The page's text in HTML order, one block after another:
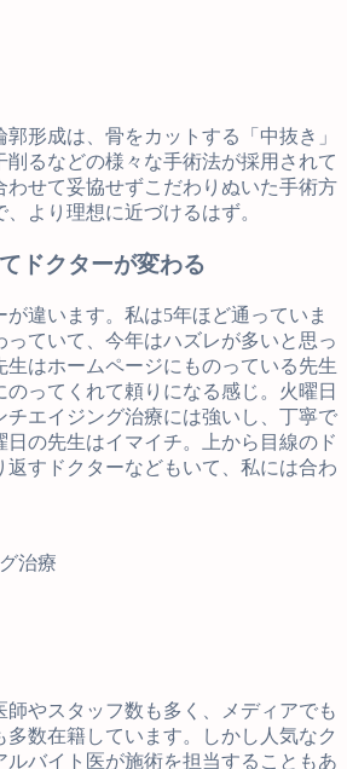
形成は、骨をカットする「中抜き」
るなどの様々な手術法が採用されて
わせて妥協せずこだわりぬいた手術方
より理想に近づけるはず。
ドクターが変わる
が違います。私は5年ほど通っていま
ていて、今年はハズレが多いと思っ
生はホームページにものっている先生
ってくれて頼りになる感じ。火曜日
チエイジング治療には強いし、丁寧で
の先生はイマイチ。上から目線のド
返すドクターなどもいて、私には合わ
治療
師やスタッフ数も多く、メディアでも
多数在籍しています。しかし人気なク
ルバイト医が施術を担当することもあ